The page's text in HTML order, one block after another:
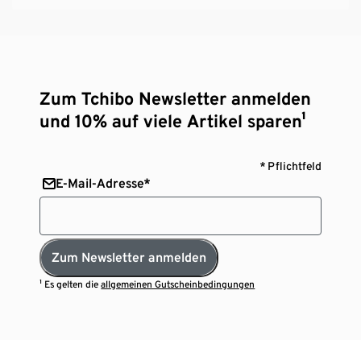
Zum Tchibo Newsletter anmelden
und 10% auf viele Artikel sparen¹
* Pflichtfeld
E-Mail-Adresse*
Zum Newsletter anmelden
¹ Es gelten dieallgemeinen Gutscheinbedingungen